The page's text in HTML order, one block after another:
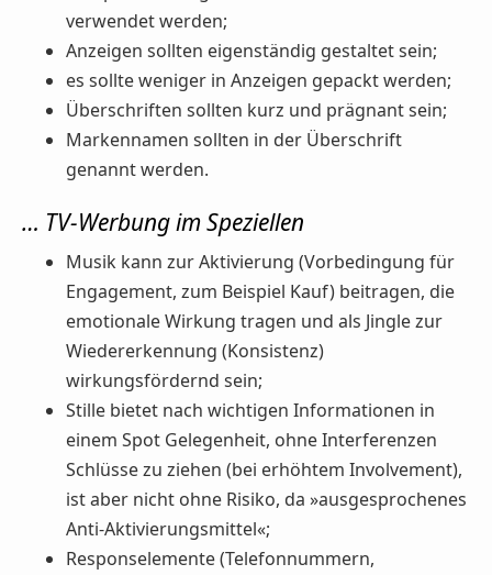
verwendet werden;
Anzeigen sollten eigenständig gestaltet sein;
es sollte weniger in Anzeigen gepackt werden;
Überschriften sollten kurz und prägnant sein;
Markennamen sollten in der Überschrift
genannt werden.
… TV-Werbung im Speziellen
Musik kann zur Aktivierung (Vorbedingung für
Engagement, zum Beispiel Kauf) beitragen, die
emotionale Wirkung tragen und als Jingle zur
Wiedererkennung (Konsistenz)
wirkungsfördernd sein;
Stille bietet nach wichtigen Informationen in
einem Spot Gelegenheit, ohne Interferenzen
Schlüsse zu ziehen (bei erhöhtem Involvement),
ist aber nicht ohne Risiko, da »ausgesprochenes
Anti-Aktivierungsmittel«;
Responselemente (Telefonnummern,